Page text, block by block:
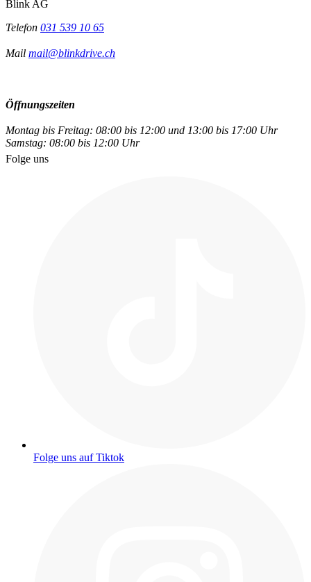
Blink AG
Telefon 031 539 10 65
Mail mail@blinkdrive.ch
Öffnungszeiten
Montag bis Freitag: 08:00 bis 12:00 und 13:00 bis 17:00 Uhr
Samstag: 08:00 bis 12:00 Uhr
Folge uns
Folge uns auf Tiktok